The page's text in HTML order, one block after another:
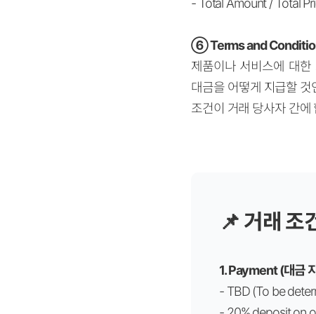
- Total Amount / Total
⑥Terms and
제품이나 서비스에 대
대금을 어떻게 지급할
조건이 거래 당사자 간에
📌 거래 조
1. Payment (대금
- TBD (To be